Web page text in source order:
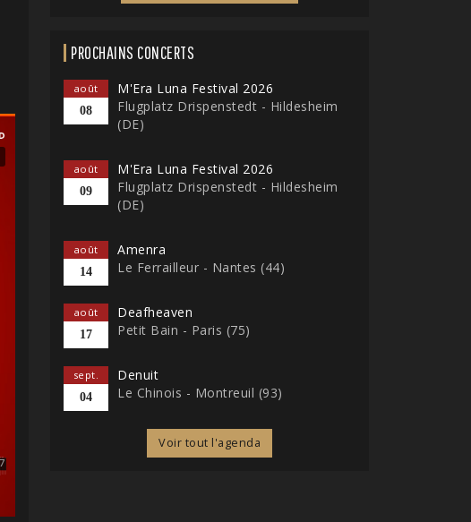
PROCHAINS CONCERTS
août
08
M'Era Luna Festival 2026
Flugplatz Drispenstedt - Hildesheim
(DE)
août
09
M'Era Luna Festival 2026
Flugplatz Drispenstedt - Hildesheim
(DE)
août
14
Amenra
Le Ferrailleur - Nantes (44)
août
17
Deafheaven
Petit Bain - Paris (75)
sept.
04
Denuit
Le Chinois - Montreuil (93)
Voir tout l'agenda